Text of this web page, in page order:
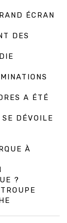
ÉCRAN
DES
A ÉTÉ
DÉVOILE
À
?